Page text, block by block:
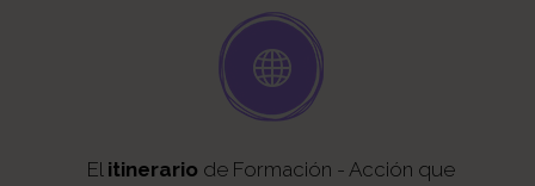
El itinerario de Formación - Acción que